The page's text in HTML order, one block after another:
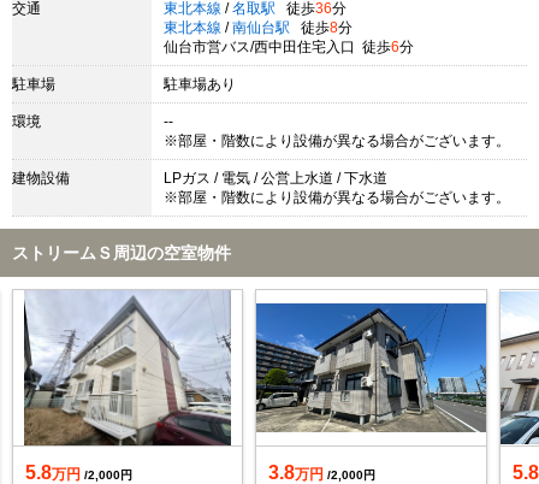
交通 東北本線 / 名取駅 徒歩36分
東北本線 / 南仙台駅 徒歩8分
仙台市営バス/西中田住宅入口 徒歩6分
駐車場 駐車場あり
環境
--
※部屋・階数により設備が異なる場合がございます。
建物設備
LPガス / 電気 / 公営上水道 / 下水道
※部屋・階数により設備が異なる場合がございます。
ストリームＳ周辺の空室物件
5.8万円 /2,000円
3.8万円 /2,000円
5.8